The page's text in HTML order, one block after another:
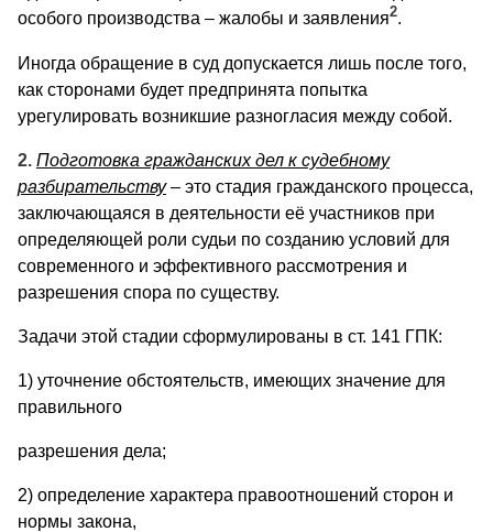
особого производства – жалобы и заявления2.
Иногда обращение в суд допускается лишь после того,
как сторонами будет предпринята попытка
урегулировать возникшие разногласия между собой.
2. Подготовка гражданских дел к судебному
разбирательству– это стадия гражданского процесса,
заключающаяся в деятельности её участников при
определяющей роли судьи по созданию условий для
современного и эффективного рассмотрения и
разрешения спора по существу.
Задачи этой стадии сформулированы в ст. 141 ГПК:
1) уточнение обстоятельств, имеющих значение для
правильного
разрешения дела;
2) определение характера правоотношений сторон и
нормы закона,